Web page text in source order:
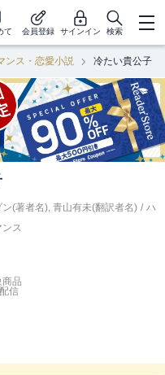
て 会員登録 サインイン 検索
ンス・恋愛小説 冷たい貴公子
(著者名), 青山有未(翻訳者名) / ハ
ンス
商品
配信